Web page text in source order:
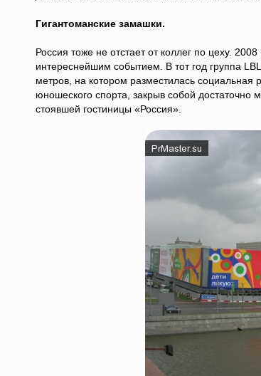
Гигантоманские замашки.
Россия тоже не отстает от коллег по цеху.
интереснейшим событием. В тот год группа
метров, на котором разместилась социальная
юношеского спорта, закрыв собой достаточно
стоявшей гостиницы «Россия».